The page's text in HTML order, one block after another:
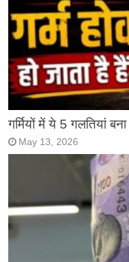
गर्मियों में ये 5 गलतियां
May 13, 2026